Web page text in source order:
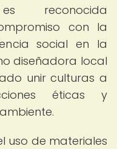
reconocida
con la
social en la
diseñadora local
unir culturas a
éticas y
uso de materiales